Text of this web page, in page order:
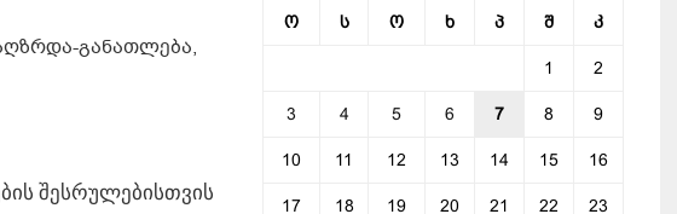
განათლება,
შესრულებისთვის
ო ს ო ხ პ შ კ
1 2
3 4 5 6 7 8 9
10 11 12 13 14 15 16
17 18 19 20 21 22 23